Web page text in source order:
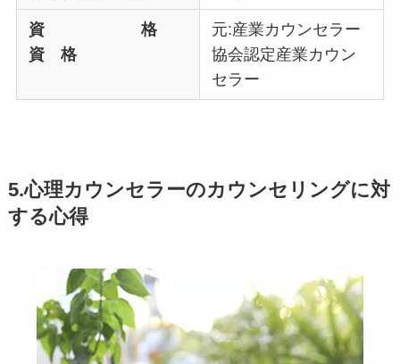
資 格
資 格
元:産業カウンセラー
協会認定産業カウン
セラー
5.心理カウンセラーのカウンセリングに対
する心得